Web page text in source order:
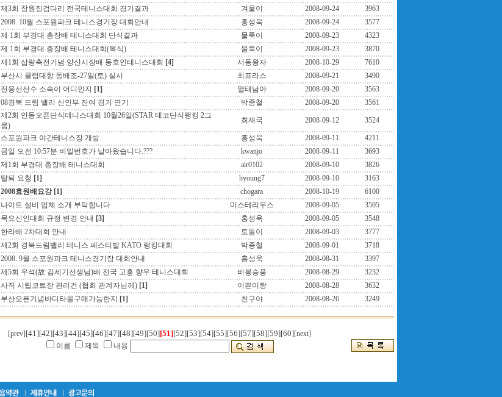
제3회 창원징검다리 전국테니스대회 경기결과 겨울이 2008-09-24
3963
2008. 10월 스포원파크 테니스경기장 대회안내 홍성욱 2008-09-24
3577
제 1회 부경대 총장배 테니스대회 단식결과 물룩이 2008-09-23
4323
제 1회 부경대 총장배 테니스대회(복식) 물룩이 2008-09-23
3870
제1회 삽량축전기념 양산시장배 동호인테니스대회 [4] 서동왕자 2008-10-29
7610
부산시 클럽대항 동배조-27일(토) 실시 최프라스 2008-09-21
3490
전웅선선수 소속이 어디인지 [1] 열태남아 2008-09-20
3563
08경북 드림 밸리 신인부 잔여 경기 연기 박종철 2008-09-20 3561
제2회 안동오픈단식테니스대회 10월26일(STAR 테코단식랭킹 2그
룹)
최재국 2008-09-12 3524
스포원파크 야간테니스장 개방 홍성욱 2008-09-11
4211
금일 오전 10:57분 비밀번호가 날아왔습니다.??? kwanjo 2008-09-11
3693
제1회 부경대 총장배 테니스대회 air0102 2008-09-10
3826
탈퇴 요청 [1] hyoung7 2008-09-10
3163
2008효원배요강 [1] chogara 2008-10-19
6100
나이트 설비 업체 소개 부탁합니다 미스테리우스 2008-09-05
3505
목요신인대회 규정 변경 안내 [3] 홍성욱 2008-09-05
3548
한라배 2차대회 안내 토돌이 2008-09-03
3777
제2회 경북드림밸리 테니스 페스티발 KATO 랭킹대회 박종철 2008-09-01
3718
2008. 9월 스포원파크 테니스경기장 대회안내 홍성욱 2008-08-31
3397
제5회 우석(故 김세기선생님)배 전국 고흥 향우 테니스대회 비봉승풍 2008-08-29
3232
사직 시립코트장 관리건 (협회 관계자님께) [1] 이쁜이짱 2008-08-28
3632
부산오픈기념바디타올구매가능한지 [1] 친구야 2008-08-26 3249
[prev] [41][42][43][44][45][46][47][48][49][50][51][52][53][54][55][56][57][58][59][60][next]
이름
제목 내용